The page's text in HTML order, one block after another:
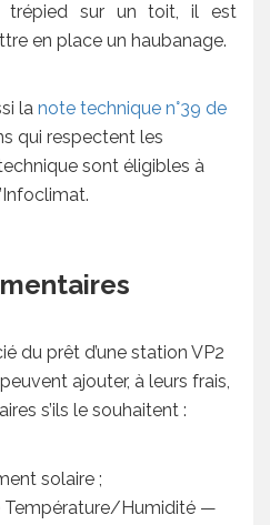
trépied sur un toit, il est
en place un haubanage.
la note technique n°39 de
qui respectent les
sont éligibles à
du prêt d’une station VP2
ajouter, à leurs frais,
s’ils le souhaitent :
solaire ;
Température/Humidité —